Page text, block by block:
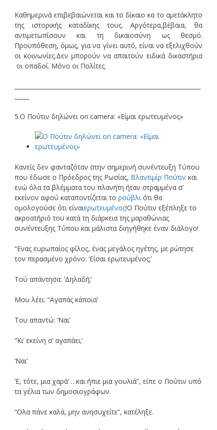
Καθημερινά επιβεβαιώνεται και το δίκαιο κα το αμετάκλητο
της ιστορικής καταδίκης τους. Αργότερα,βέβαια, θα
αντιμετωπίσουν και τη δικαιοσύνη ως θεσμό.
Προϋπόθεση, όμως, για να γίνει αυτό, είναι να εξελιχθούν
οι κοινωνίες.Δεν μπορούν να απαιτούν ειδικά δικαστήρια
οι οπαδοί. Μόνο οι Πολίτες.
5.Ο Πούτιν δηλώνει on camera: «Είμαι ερωτευμένος»
Κανείς δεν φανταζόταν στην σημερινή συνέντευξη Τύπου
που έδωσε ο Πρόεδρος της Ρωσίας, Βλαντιμίρ Πούτιν και
ενώ όλα τα βλέμματα του πλανήτη ήταν στραμμένα σ’
εκείνον αφού καταποντίζεται το ρούβλι ότι θα
ομολογούσε ότι είναιερωτευμένος!Ο Πούτιν εξέπληξε το
ακροατήριό του κατά τη διάρκεια της μαραθώνιας
συνέντευξης Τύπου και μάλιστα διηγήθηκε έναν διάλογο!
“Ενας ευρωπαίος φίλος, ένας μεγάλος ηγέτης, με ρώτησε
τον περασμένο χρόνο: ‘Είσαι ερωτευμένος;’
Τού απάντησα: ‘Δηλαδή;’
Μου λέει: “Αγαπάς κάποια’
Του απαντώ: ‘Ναι’
“Κι’ εκείνη σ’ αγαπάει;’
‘Ναι’
‘Ε, τότε, μια χαρά’ …και ήπιε μια γουλιά”, είπε ο Πούτιν υπό
τα γέλια των δημοσιογράφων.
“Ολα πάνε καλά, μην ανησυχείτε”, κατέληξε.